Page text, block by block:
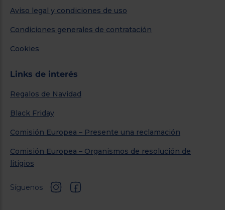
Aviso legal y condiciones de uso
Condiciones generales de contratación
Cookies
Links de interés
Regalos de Navidad
Black Friday
Comisión Europea – Presente una reclamación
Comisión Europea – Organismos de resolución de
litigios
Síguenos